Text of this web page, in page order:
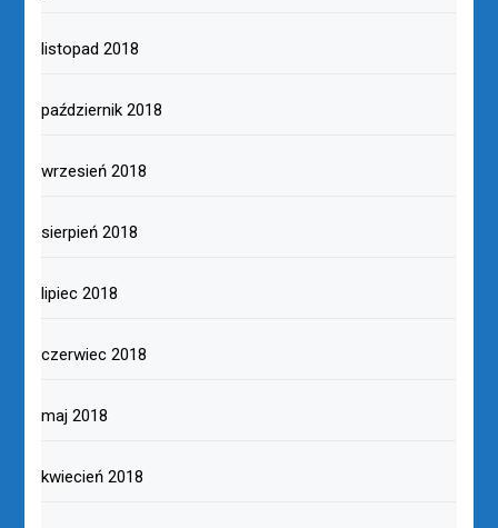
listopad 2018
październik 2018
wrzesień 2018
sierpień 2018
lipiec 2018
czerwiec 2018
maj 2018
kwiecień 2018